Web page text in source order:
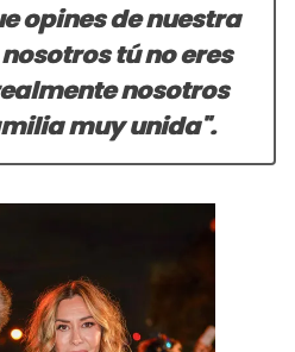
opines de nuestra
tú no eres
nosotros
muy unida".